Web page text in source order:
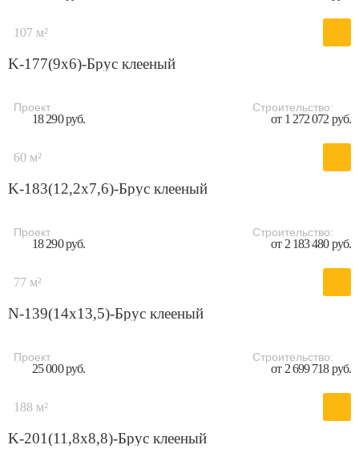
107 м²
K-177(9х6)-Брус клееный
Проект
18 290 руб.
Строительство:
от 1 272 072 руб.
60 м²
K-183(12,2x7,6)-Брус клееный
Проект
18 290 руб.
Строительство:
от 2 183 480 руб.
77 м²
N-139(14x13,5)-Брус клееный
Проект
25 000 руб.
Строительство:
от 2 699 718 руб.
188 м²
K-201(11,8x8,8)-Брус клееный